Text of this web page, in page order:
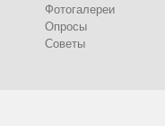
Фотогалереи
Опросы
Советы